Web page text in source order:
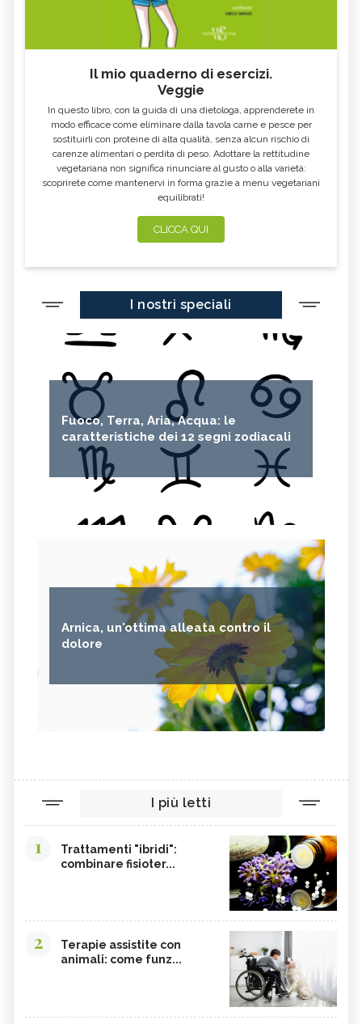
Il mio quaderno di esercizi.
Veggie
In questo libro, con la guida di una dietologa, apprenderete in
modo efficace come eliminare dalla tavola carne e pesce per
sostituirli con proteine di alta qualità, senza alcun rischio di
carenze alimentari o perdita di peso. Adottare la rettitudine
vegetariana non significa rinunciare al gusto o alla varietà:
scoprirete come mantenervi in forma grazie a menu vegetariani
equilibrati!
CLICCA QUI
I nostri speciali
Fuoco, Terra, Aria, Acqua: le
caratteristiche dei 12 segni zodiacali
Arnica, un'ottima alleata contro il
dolore
I più letti
1
Trattamenti "ibridi":
combinare fisioter...
2
Terapie assistite con
animali: come funz...